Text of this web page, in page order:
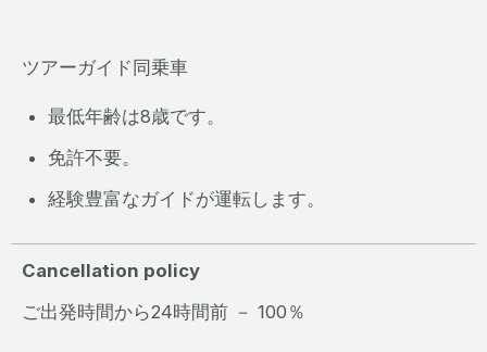
ツアーガイド同乗車
最低年齢は8歳です。
免許不要。
経験豊富なガイドが運転します。
Cancellation policy
ご出発時間から24時間前 － 100％